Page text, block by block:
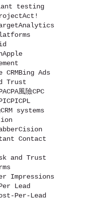
testing
Act!
Analytics
Apple
CRMBing Ads
Trust
CPA風險CPC
CPICPL
CRM systems
Cision
Contact
and Trust
Impressions
Lead
Per-Lead